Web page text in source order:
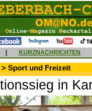
KURZNACHRICHTEN
Sport und Freizeit
in